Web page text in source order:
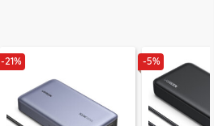
-21% -5%